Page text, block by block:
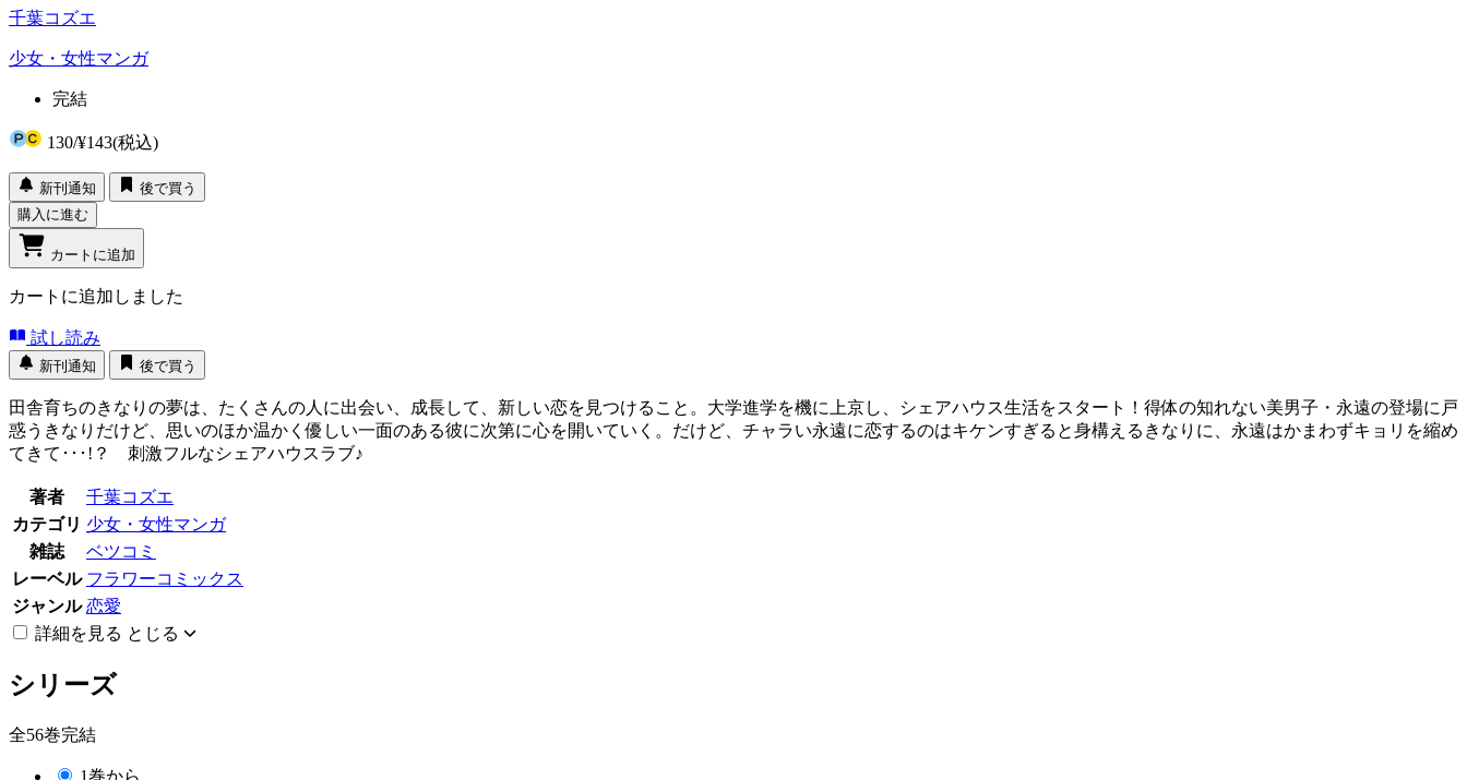
千葉コズエ
少女・女性マンガ
完結
130/¥143(税込)
新刊通知
後で買う
購入に進む
カートに追加
カートに追加しました
試し読み
新刊通知 後で買う
田舎育ちのきなりの夢は、たくさんの人に出会い、成長して、新しい恋を見つけること。大学進学を機に上京し、シェアハウス生活をスタート！得体の知れない美男子・永遠の登場に戸
惑うきなりだけど、思いのほか温かく優しい一面のある彼に次第に心を開いていく。だけど、チャラい永遠に恋するのはキケンすぎると身構えるきなりに、永遠はかまわずキョリを縮め
てきて･･･!？ 刺激フルなシェアハウスラブ♪
著者
千葉コズエ
カテゴリ 少女・女性マンガ
雑誌
ベツコミ
レーベル フラワーコミックス
ジャンル 恋愛
詳細を見る とじる
シリーズ
全56巻完結
1巻から